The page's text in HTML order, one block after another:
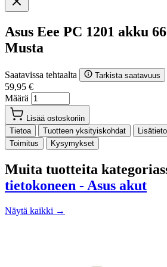
Asus Eee PC 1201 akku
Musta
Saatavissa tehtaalta Tarkista saatavuus
59,95 €
Määrä
Lisää ostoskoriin
Tietoa
Tuotteen yksityiskohdat
Toimitus
Kysymykset
Muita tuotteita
tietokoneen - Asus akut
Näytä kaikki →